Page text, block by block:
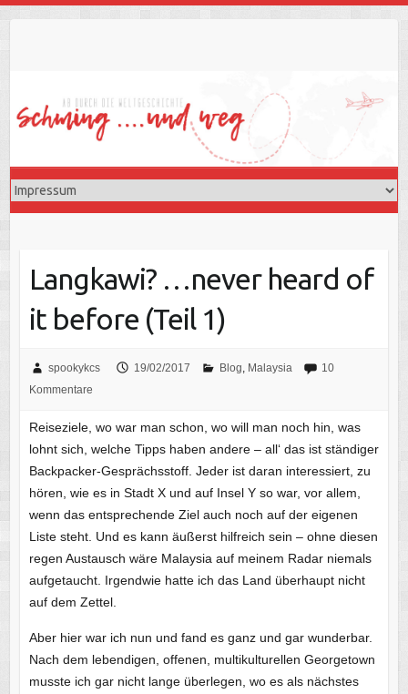
Langkawi? …never heard of
it before (Teil 1)
spookykcs 19/02/2017 Blog Malaysia
10
Kommentare
Reiseziele, wo war man schon, wo will man noch hin, was
lohnt sich, welche Tipps haben andere – all‘ das ist ständiger
Backpacker-Gesprächsstoff. Jeder ist daran interessiert, zu
hören, wie es in Stadt X und auf Insel Y so war, vor allem,
wenn das entsprechende Ziel auch noch auf der eigenen
Liste steht. Und es kann äußerst hilfreich sein – ohne diesen
regen Austausch wäre Malaysia auf meinem Radar niemals
aufgetaucht. Irgendwie hatte ich das Land überhaupt nicht
auf dem Zettel.
Aber hier war ich nun und fand es ganz und gar wunderbar.
Nach dem lebendigen, offenen, multikulturellen Georgetown
musste ich gar nicht lange überlegen, wo es als nächstes